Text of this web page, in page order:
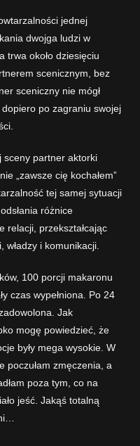
jednej
dwojga ludzi w
trwa około dziesięciu
scenicznym, bez
sceniczny nie mógł
po zagraniu swojej
sceny partner aktorki
„zawsze cię kochałem”
tej samej sytuacji
różnice
relacji, przekształcając
i komunikacji.
100 porcji makaronu
czas wypełniona. Po 24
Jak
mogę powiedzieć, że
były mega wysokie. W
poczułam zmęczenia, a
poza tym, co na
jeść. Jakąś totalną